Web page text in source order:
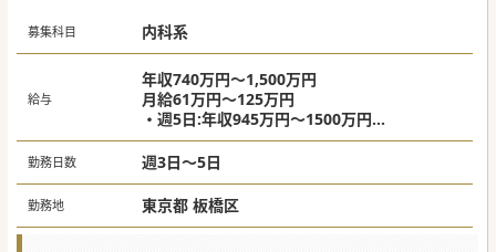
募集科目 内科系
給与
年収740万円～1,500万円
月給61万円～125万円
・週5日:年収945万円〜1500万円
・週4日: 年収840万円〜1320万円
・週3日:年収740万円〜1150万円
勤務日数 週3日～5日
勤務地 東京都 板橋区